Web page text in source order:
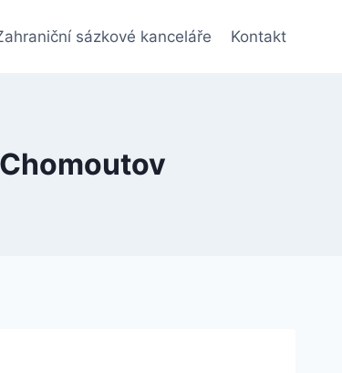
sázkové kanceláře Kontakt